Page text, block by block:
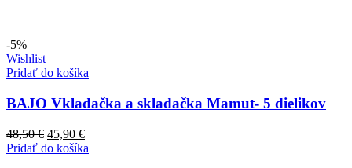
-5%
Wishlist
Pridať do košíka
BAJO Vkladačka a skladačka Mamut- 5 dielikov
48,50€ Pôvodná
cena
45,90 €Aktuálna
cena
Pridať do košíka